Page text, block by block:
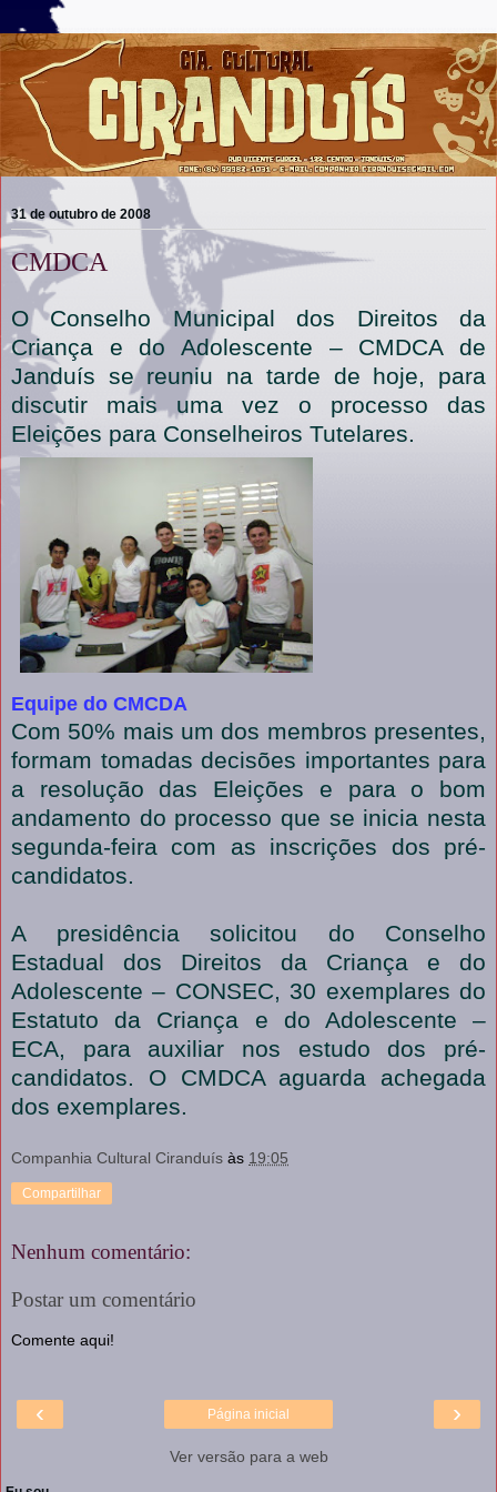
31 de outubro de 2008
CMDCA
O Conselho Municipal dos Direitos da
Criança e do Adolescente – CMDCA de
Janduís se reuniu na tarde de hoje, para
discutir mais uma vez o processo das
Eleições para Conselheiros Tutelares.
Equipe do CMCDA
Com 50% mais um dos membros presentes,
formam tomadas decisões importantes para
a resolução das Eleições e para o bom
andamento do processo que se inicia nesta
segunda-feira com as inscrições dos pré-
candidatos.
A presidência solicitou do Conselho
Estadual dos Direitos da Criança e do
Adolescente – CONSEC, 30 exemplares do
Estatuto da Criança e do Adolescente –
ECA, para auxiliar nos estudo dos pré-
candidatos. O CMDCA aguarda achegada
dos exemplares.
Companhia Cultural Ciranduís às 19:05
Compartilhar
Nenhum comentário:
Postar um comentário
Comente aqui!
‹ ›
Página inicial
Ver versão para a web